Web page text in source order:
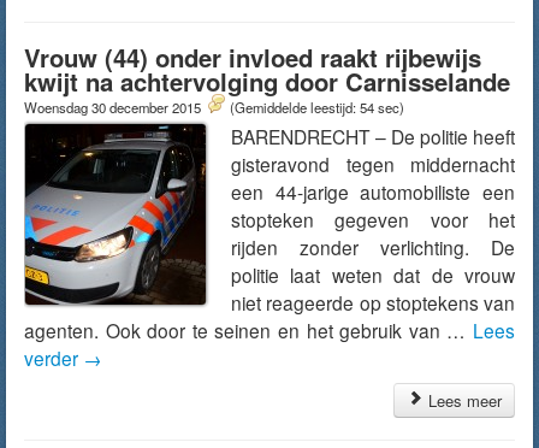
Vrouw (44) onder invloed raakt rijbewijs
kwijt na achtervolging door Carnisselande
Woensdag 30 december 2015 (Gemiddelde leestijd: 54 sec)
BARENDRECHT – De politie heeft
gisteravond tegen middernacht
een 44-jarige automobiliste een
stopteken gegeven voor het
rijden zonder verlichting. De
politie laat weten dat de vrouw
niet reageerde op stoptekens van
agenten. Ook door te seinen en het gebruik van … Lees
verder →
Lees meer